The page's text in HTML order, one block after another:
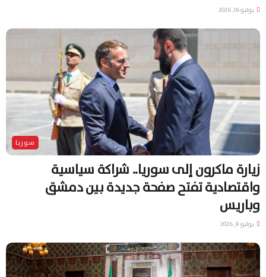
يوليو 16, 2026
سوريا
زيارة ماكرون إلى سوريا.. شراكة سياسية
واقتصادية تفتح صفحة جديدة بين دمشق
وباريس
يوليو 9, 2026